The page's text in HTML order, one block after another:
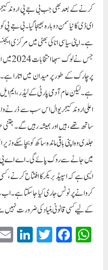
کرنے کے بعد بھی جب بی جے پی اروند
ای ڈی کا نیا سمن دوبارہ بھیجا گیا۔ بی جے پی
ہے۔ اپنی سیاسی انا کی بھٹی میں مرکزی
جس نے
پرچارک کے طور پر میدان میں اتارا
ہے۔ لیکن عام آدمی پارٹی کے لیڈر،
اعلی اروند کیجریوال اس سب سے ڈرنے
ساتھ تھے، ہیں اور ہمیشہ رہیں گے۔
جلدی وہ اپنی باقی ماندہ ساکھ کو بچا سکے
میں جانے سے روک پائے گی۔اے اے پی
ایسی ہے کہ اسپیڈ بریکر کا افتتاح کرنے،
کروانے پر نوٹس جاری کیا جا سکتا ہے۔ اب
کے لیے کسی قانونی بنیاد کی ضرورت
W
ha
Fa
ce
T
wi
Li
nk